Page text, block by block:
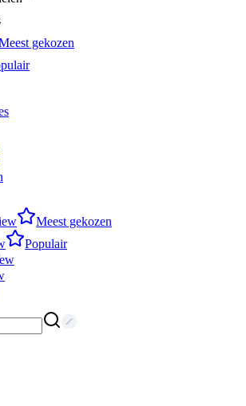
gekozen
Meest gekozen
Populair